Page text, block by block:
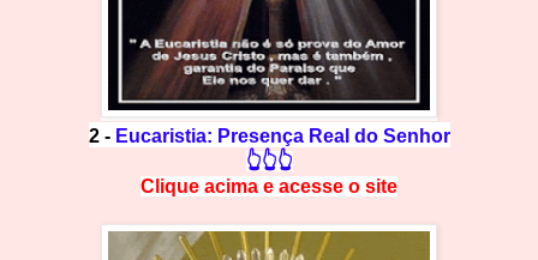
2 - Eucaristia: Presença Real do Senhor
👆👆👆
Clique acima e acesse o site